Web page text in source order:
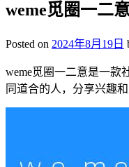
weme觅圈一二
Posted on 2024年8月19日
weme觅圈一二意是一款
同道合的人，分享兴趣